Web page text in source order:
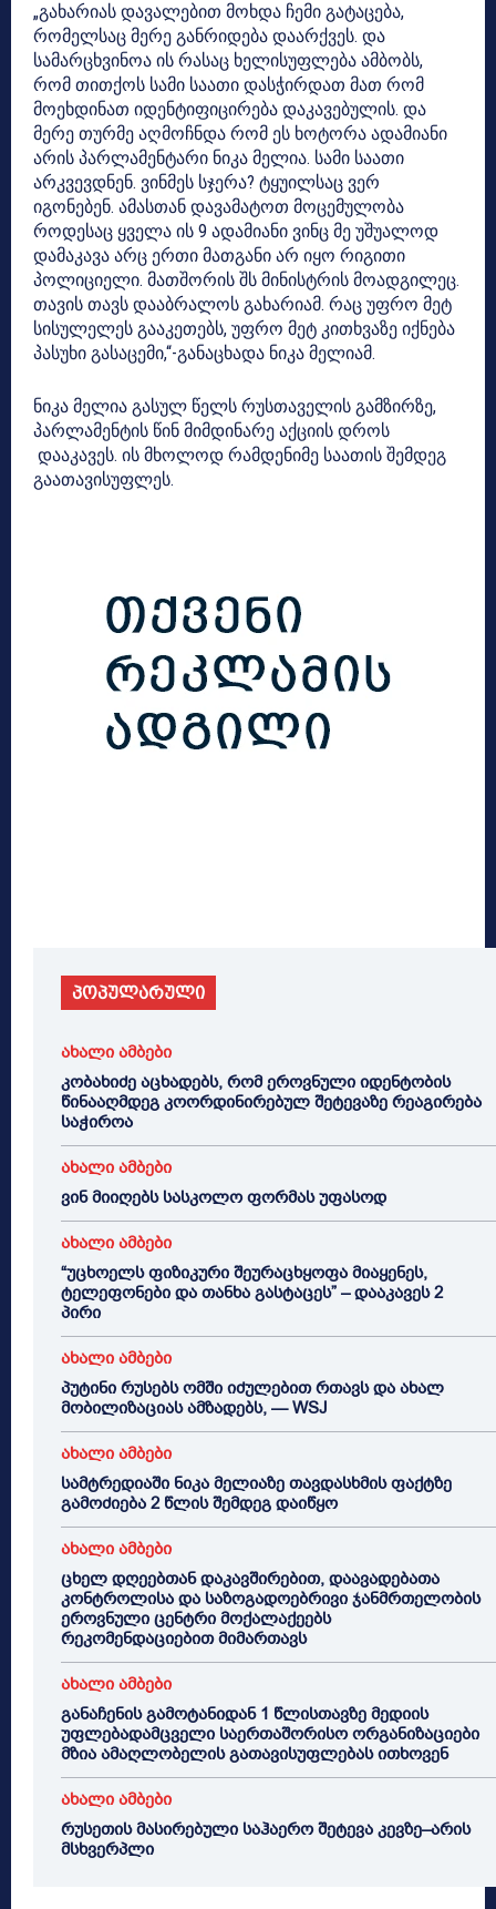
„გახარიას დავალებით მოხდა ჩემი გატაცება,
რომელსაც მერე განრიდება დაარქვეს. და
სამარცხვინოა ის რასაც ხელისუფლება ამბობს,
რომ თითქოს სამი საათი დასჭირდათ მათ რომ
მოეხდინათ იდენტიფიცირება დაკავებულის. და
მერე თურმე აღმოჩნდა რომ ეს ხოტორა ადამიანი
არის პარლამენტარი ნიკა მელია. სამი საათი
არკვევდნენ. ვინმეს სჯერა? ტყუილსაც ვერ
იგონებენ. ამასთან დავამატოთ მოცემულობა
როდესაც ყველა ის 9 ადამიანი ვინც მე უშუალოდ
დამაკავა არც ერთი მათგანი არ იყო რიგითი
პოლიციელი. მათშორის შს მინისტრის მოადგილეც.
თავის თავს დააბრალოს გახარიამ. რაც უფრო მეტ
სისულელეს გააკეთებს, უფრო მეტ კითხვაზე იქნება
პასუხი გასაცემი,“-განაცხადა ნიკა მელიამ.
ნიკა მელია გასულ წელს რუსთაველის გამზირზე,
პარლამენტის წინ მიმდინარე აქციის დროს
დააკავეს. ის მხოლოდ რამდენიმე საათის შემდეგ
გაათავისუფლეს.
პოპულარული
ახალი ამბები
კობახიძე აცხადებს, რომ ეროვნული იდენტობის
წინააღმდეგ კოორდინირებულ შეტევაზე რეაგირება
საჭიროა
ახალი ამბები
ვინ მიიღებს სასკოლო ფორმას უფასოდ
ახალი ამბები
“უცხოელს ფიზიკური შეურაცხყოფა მიაყენეს,
ტელეფონები და თანხა გასტაცეს” – დააკავეს 2
პირი
ახალი ამბები
პუტინი რუსებს ომში იძულებით რთავს და ახალ
მობილიზაციას ამზადებს, — WSJ
ახალი ამბები
სამტრედიაში ნიკა მელიაზე თავდასხმის ფაქტზე
გამოძიება 2 წლის შემდეგ დაიწყო
ახალი ამბები
ცხელ დღეებთან დაკავშირებით, დაავადებათა
კონტროლისა და საზოგადოებრივი ჯანმრთელობის
ეროვნული ცენტრი მოქალაქეებს
რეკომენდაციებით მიმართავს
ახალი ამბები
განაჩენის გამოტანიდან 1 წლისთავზე მედიის
უფლებადამცველი საერთაშორისო ორგანიზაციები
მზია ამაღლობელის გათავისუფლებას ითხოვენ
ახალი ამბები
რუსეთის მასირებული საჰაერო შეტევა კევზე–არის
მსხვერპლი